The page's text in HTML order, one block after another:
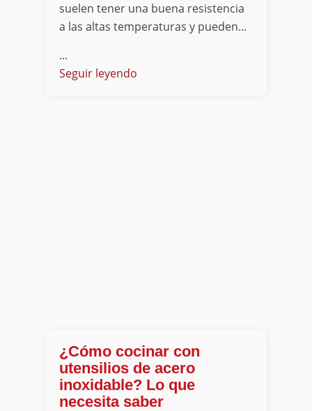
suelen tener una buena resistencia
a las altas temperaturas y pueden...
...
Seguir leyendo
¿Cómo cocinar con
utensilios de acero
inoxidable? Lo que
necesita saber